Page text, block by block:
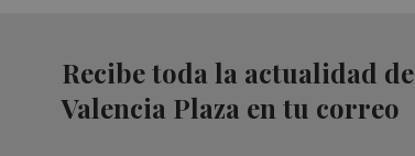
Recibe toda la actualidad de
Valencia Plaza en tu correo